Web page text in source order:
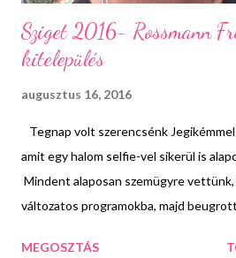
Sziget 2016- Rossmann
kitelepülés
augusztus 16, 2016
Tegnap volt szerencsénk
amit egy halom selfie-vel sikerül is
Mindent alaposan szemügyre
változatos programokba, majd
sminkesek hada várja a szépülni vágyó
MEGOSZTÁS